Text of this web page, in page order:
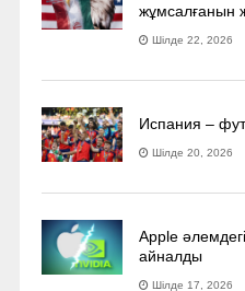
жұмсалғанын
Шілде 22, 2026
Испания –
Шілде 20, 2026
Apple
айналды
Шілде 17, 2026